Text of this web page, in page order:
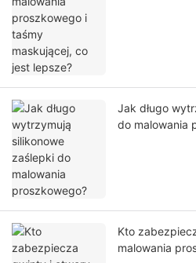
Jak długo
do malowania
Kto
malowania